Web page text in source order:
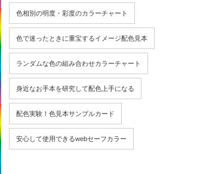
色相別の明度・彩度のカラーチャート
色で迷ったときに重宝するイメージ配色見本
ランダムな色の組み合わせカラーチャート
身近なお手本を研究して配色上手になる
配色実験！色見本サンプルカード
安心して使用できるwebセーフカラー